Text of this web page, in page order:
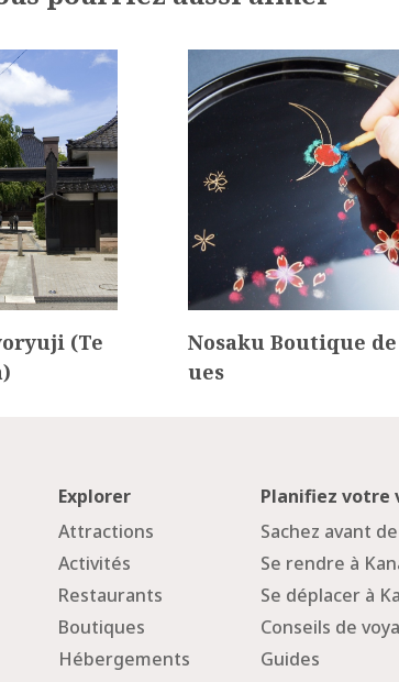
(Te
Nosaku Boutique
ues
Explorer
Attractions
Activités
Restaurants
Boutiques
Hébergements
Planifiez votre
Sachez avant
Se rendre à
Se déplacer à
Conseils de
Guides